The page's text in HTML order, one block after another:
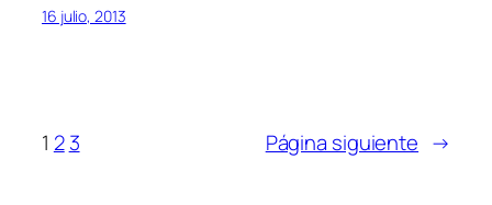
16 julio, 2013
1 2 3 Página siguiente →